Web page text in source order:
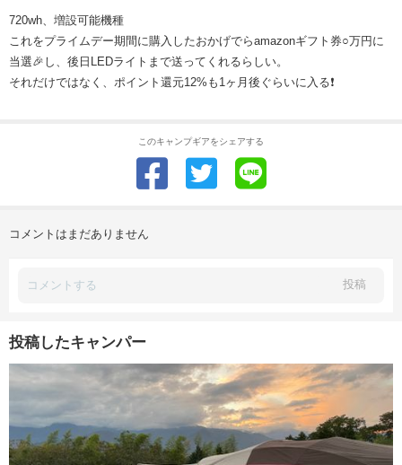
720wh、増設可能機種
これをプライムデー期間に購入したおかげでらamazonギフト券○万円に
当選🎉し、後日LEDライトまで送ってくれるらしい。
それだけではなく、ポイント還元12%も1ヶ月後ぐらいに入る❗️
このキャンプギアをシェアする
コメントはまだありません
投稿
投稿したキャンパー